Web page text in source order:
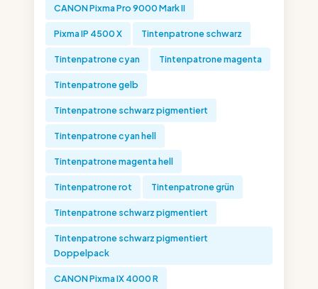
CANON Pixma Pro 9000 Mark II
Pixma IP 4500 X Tintenpatrone schwarz
Tintenpatrone cyan Tintenpatrone magenta
Tintenpatrone gelb
Tintenpatrone schwarz pigmentiert
Tintenpatrone cyan hell
Tintenpatrone magenta hell
Tintenpatrone rot Tintenpatrone grün
Tintenpatrone schwarz pigmentiert
Tintenpatrone schwarz pigmentiert
Doppelpack
CANON Pixma IX 4000 R